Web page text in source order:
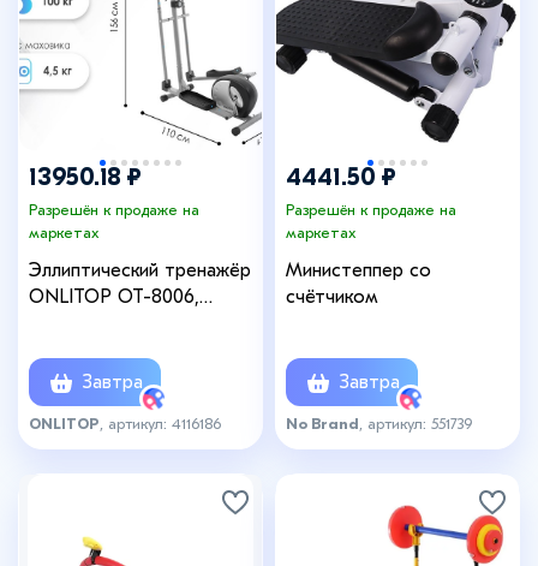
13950.18 ₽
Разрешён к продаже на
маркетах
Эллиптический тренажёр
ONLITOP ОТ-8006,
Завтра
ONLITOP , артикул: 4116186
4441.50 ₽
Разрешён к продаже на
маркетах
Министеппер со
счётчиком
Завтра
No Brand , артикул: 551739